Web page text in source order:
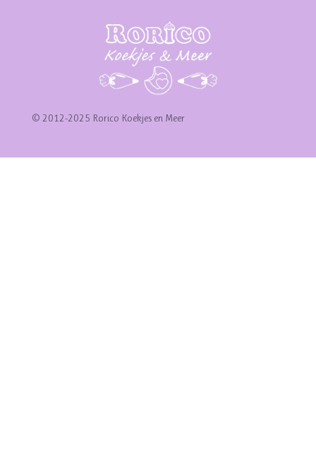
© 2012-2025 Rorico Koekjes en Meer